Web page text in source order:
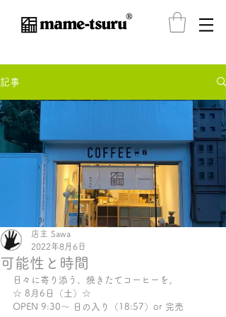
®️
記事
可能性と時間
店主 Sawa
2022年8月6日
日々に寄り添う、焼きたてコーヒーを。
☆ 8月6日（土）☆
OPEN 9:30〜 日の入り（18:57）or 完売